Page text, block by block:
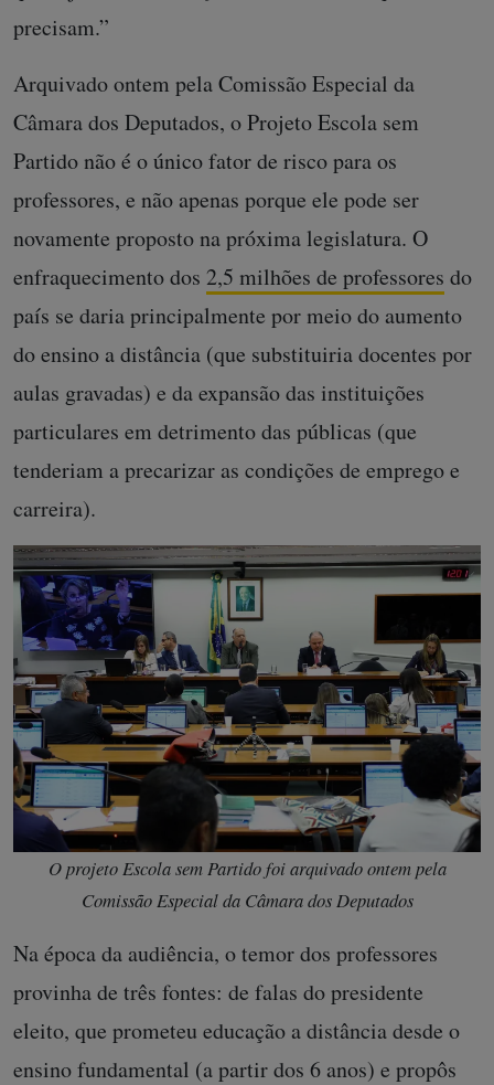
precisam.”
Arquivado ontem pela Comissão Especial da
Câmara dos Deputados, o Projeto Escola sem
Partido não é o único fator de risco para os
professores, e não apenas porque ele pode ser
novamente proposto na próxima legislatura. O
enfraquecimento dos 2,5 milhões de professores do
país se daria principalmente por meio do aumento
do ensino a distância (que substituiria docentes por
aulas gravadas) e da expansão das instituições
particulares em detrimento das públicas (que
tenderiam a precarizar as condições de emprego e
carreira).
O projeto Escola sem Partido foi arquivado ontem pela
Comissão Especial da Câmara dos Deputados
Na época da audiência, o temor dos professores
provinha de três fontes: de falas do presidente
eleito, que prometeu educação a distância desde o
ensino fundamental (a partir dos 6 anos) e propôs